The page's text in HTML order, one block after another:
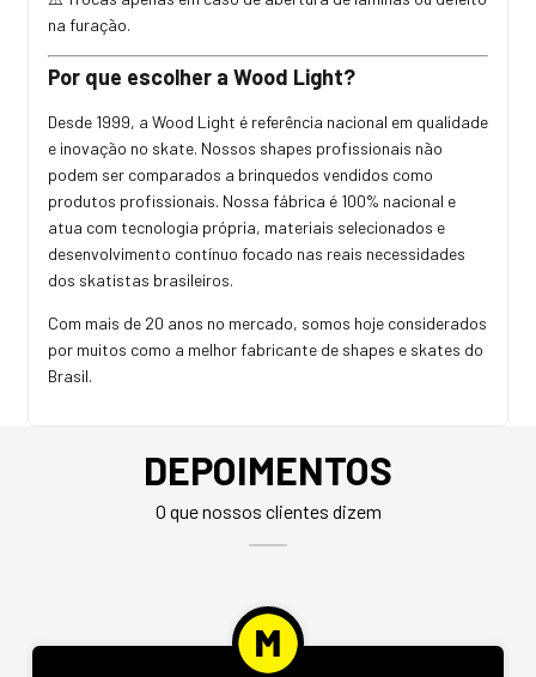
na furação.
Por que escolher a Wood Light?
Desde 1999, a Wood Light é referência nacional em qualidade
e inovação no skate. Nossos shapes profissionais não
podem ser comparados a brinquedos vendidos como
produtos profissionais. Nossa fábrica é 100% nacional e
atua com tecnologia própria, materiais selecionados e
desenvolvimento contínuo focado nas reais necessidades
dos skatistas brasileiros.
Com mais de 20 anos no mercado, somos hoje considerados
por muitos como a melhor fabricante de shapes e skates do
Brasil.
DEPOIMENTOS
O que nossos clientes dizem